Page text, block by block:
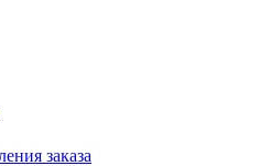
заказа